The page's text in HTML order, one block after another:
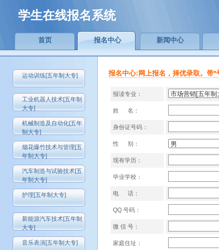
学生在线报名系统
首页 报名中心 新闻中心
运动训练[五年制大专]
工业机器人技术[五年制
大专]
机械制造及自动化[五年
制大专]
烟花爆竹技术与管理[五
年制大专]
汽车制造与试验技术[五
年制大专]
护理[五年制大专]
新能源汽车技术[五年制
大专]
音乐表演[五年制大专]
报名中心:网上报名，择优录取。带*
报读专业：
姓 名：
身份证号码：
性 别：
现有学历：
毕业学校：
电 话：
QQ 号码：
微 信 号：
家庭住址：